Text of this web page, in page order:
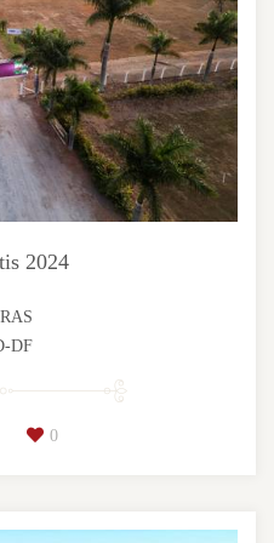
2024
DF
0